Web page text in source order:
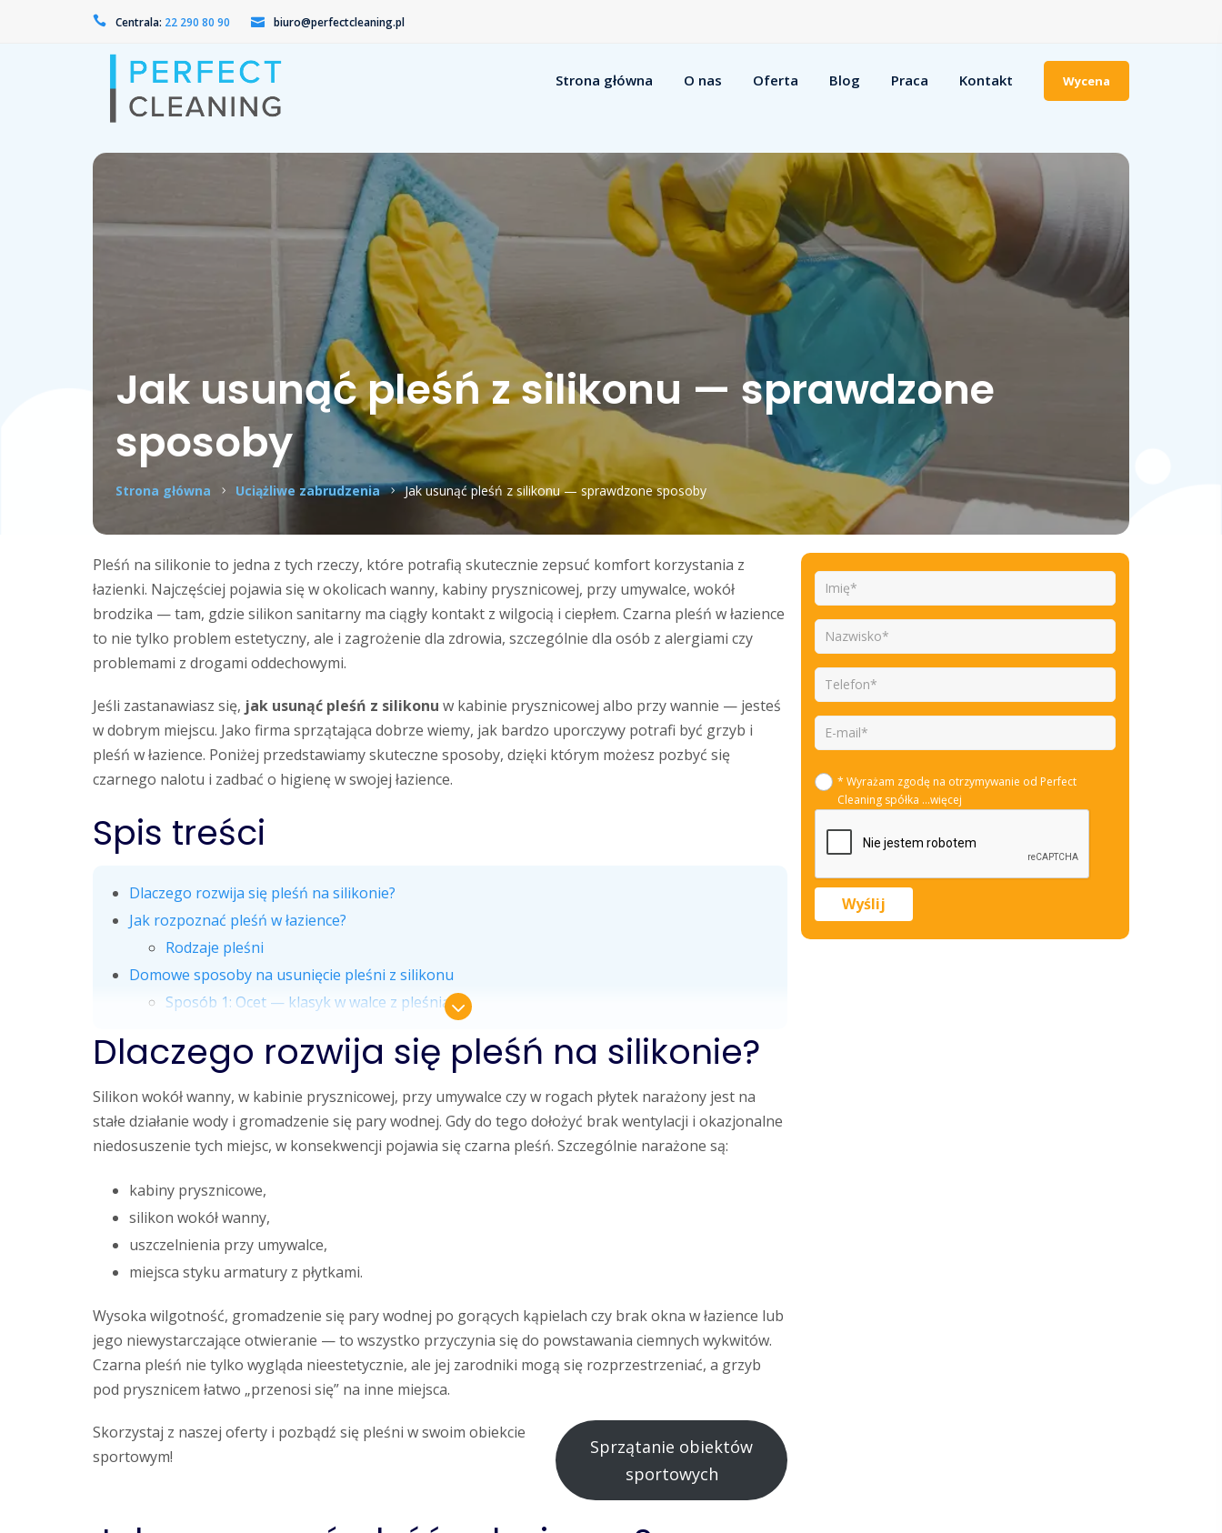
Centrala: 22 290 80 90 biuro@perfectcleaning.pl
Strona główna O nas Oferta Blog Praca Kontakt Wycena
Jak usunąć pleśń z silikonu — sprawdzone
sposoby
Strona główna Uciążliwe zabrudzenia Jak usunąć pleśń z silikonu — sprawdzone sposoby
Pleśń na silikonie to jedna z tych rzeczy, które potrafią skutecznie zepsuć komfort korzystania z
łazienki. Najczęściej pojawia się w okolicach wanny, kabiny prysznicowej, przy umywalce, wokół
brodzika — tam, gdzie silikon sanitarny ma ciągły kontakt z wilgocią i ciepłem. Czarna pleśń w łazience
to nie tylko problem estetyczny, ale i zagrożenie dla zdrowia, szczególnie dla osób z alergiami czy
problemami z drogami oddechowymi.
Jeśli zastanawiasz się, jak usunąć pleśń z silikonu w kabinie prysznicowej albo przy wannie — jesteś
w dobrym miejscu. Jako firma sprzątająca dobrze wiemy, jak bardzo uporczywy potrafi być grzyb i
pleśń w łazience. Poniżej przedstawiamy skuteczne sposoby, dzięki którym możesz pozbyć się
czarnego nalotu i zadbać o higienę w swojej łazience.
Spis treści
Dlaczego rozwija się pleśń na silikonie?
Jak rozpoznać pleśń w łazience?
Rodzaje pleśni
Domowe sposoby na usunięcie pleśni z silikonu
Sposób 1: Ocet — klasyk w walce z pleśnią
Dlaczego rozwija się pleśń na silikonie?
Silikon wokół wanny, w kabinie prysznicowej, przy umywalce czy w rogach płytek narażony jest na
stałe działanie wody i gromadzenie się pary wodnej. Gdy do tego dołożyć brak wentylacji i okazjonalne
niedosuszenie tych miejsc, w konsekwencji pojawia się czarna pleśń. Szczególnie narażone są:
kabiny prysznicowe,
silikon wokół wanny,
uszczelnienia przy umywalce,
miejsca styku armatury z płytkami.
Wysoka wilgotność, gromadzenie się pary wodnej po gorących kąpielach czy brak okna w łazience lub
jego niewystarczające otwieranie — to wszystko przyczynia się do powstawania ciemnych wykwitów.
Czarna pleśń nie tylko wygląda nieestetycznie, ale jej zarodniki mogą się rozprzestrzeniać, a grzyb
pod prysznicem łatwo „przenosi się” na inne miejsca.
Skorzystaj z naszej oferty i pozbądź się pleśni w swoim obiekcie
sportowym!
Sprzątanie obiektów
sportowych
* Wyrażam zgodę na otrzymywanie od Perfect
Cleaning spółka ...więcej